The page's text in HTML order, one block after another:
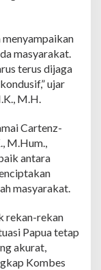
masyarakat.
terus dijaga
ujar
M.H.
Cartenz-
M.Hum.,
antara
masyarakat.
rekan-rekan
Papua tetap
akurat,
Kombes